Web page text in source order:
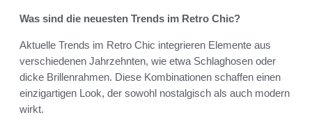
Was sind die neuesten Trends im Retro Chic?
Aktuelle Trends im Retro Chic integrieren Elemente aus
verschiedenen Jahrzehnten, wie etwa Schlaghosen oder
dicke Brillenrahmen. Diese Kombinationen schaffen einen
einzigartigen Look, der sowohl nostalgisch als auch modern
wirkt.